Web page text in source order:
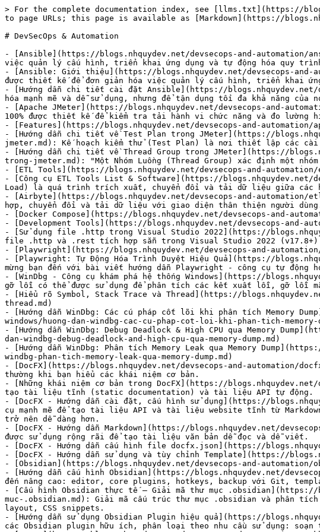
> For the complete documentation index, see [llms.txt](https://blogs.nhquydev.net/llms.txt). Markdown versions of documentation pages are available by appending `.md` to page URLs; this page is available as [Markdown](https://blogs.nhquydev.net/devsecops-and-automation.md).

# DevSecOps & Automation

- [Ansible](https://blogs.nhquydev.net/devsecops-and-automation/ansible.md): Ansible là một công cụ tự động hóa mã nguồn mở mạnh mẽ, được thiết kế để đơn giản hóa việc quản lý cấu hình, triển khai ứng dụng và tự động hóa quy trình làm việc trong môi trường CNTT.
- [Ansible: Giới thiệu](https://blogs.nhquydev.net/devsecops-and-automation/ansible/ansible-gioi-thieu.md): Ansible là một công cụ tự động hóa mã nguồn mở mạnh mẽ, được thiết kế để đơn giản hóa việc quản lý cấu hình, triển khai ứng dụng và tự động hóa quy trình làm việc trong môi trường CNTT.
- [Hướng dẫn chi tiết cài đặt Ansible](https://blogs.nhquydev.net/devsecops-and-automation/ansible/huong-dan-chi-tiet-cai-dat-ansible.md): Ansible là công cụ tự động hóa mạnh mẽ và dễ sử dụng, nhưng để tận dụng tối đa khả năng của nó, trước tiên chúng ta cần cài đặt đúng cách.
- [Apache JMeter](https://blogs.nhquydev.net/devsecops-and-automation/apache-jmeter.md): Ứng dụng Apache JMeter™ là phần mềm mã nguồn mở, một ứng dụng Java thuần túy 100% được thiết kế để kiểm tra tải hành vi chức năng và đo lường hiệu suất.
- [Features](https://blogs.nhquydev.net/devsecops-and-automation/apache-jmeter/features.md)
- [Hướng dẫn chi tiết về Test Plan trong JMeter](https://blogs.nhquydev.net/devsecops-and-automation/apache-jmeter/features/huong-dan-chi-tiet-ve-test-plan-trong-jmeter.md): Kế hoạch kiểm thử (Test Plan) là nơi thiết lập các cài đặt tổng thể cho một bài kiểm thử.
- [Hướng dẫn chi tiết về Thread Group trong JMeter](https://blogs.nhquydev.net/devsecops-and-automation/apache-jmeter/features/huong-dan-chi-tiet-ve-thread-group-trong-jmeter.md): "Một Nhóm Luồng (Thread Group) xác định một nhóm người dùng sẽ thực thi một trường hợp kiểm thử cụ thể đối với máy chủ của bạn.
- [ETL Tools](https://blogs.nhquydev.net/devsecops-and-automation/etl-tools.md)
- [Công cụ ETL Tools List & Software](https://blogs.nhquydev.net/devsecops-and-automation/etl-tools/cong-cu-etl-tools-list-and-software.md): ETL (Extract, Transform, Load) là quá trình trích xuất, chuyển đổi và tải dữ liệu giữa các hệ thống, đóng vai trò quan trọng trong việc quản lý dữ liệu doanh nghiệp.
- [Airbyte](https://blogs.nhquydev.net/devsecops-and-automation/etl-tools/airbyte.md): Khám phá Airbyte, nền tảng tích hợp dữ liệu hàng đầu hỗ trợ ELT. Dễ dàng tích hợp, chuyển đổi và tải dữ liệu với giao diện thân thiện người dùng. - docs.airbyte.com
- [Docker Compose](https://blogs.nhquydev.net/devsecops-and-automation/etl-tools/airbyte/docker-compose.md)
- [Development Tools](https://blogs.nhquydev.net/devsecops-and-automation/development-tools.md)
- [Sử dụng file .http trong Visual Studio 2022](https://blogs.nhquydev.net/devsecops-and-automation/su-dung-file-http-trong-visual-studio-2022.md): Hướng dẫn sử dụng file .http và .rest tích hợp sẵn trong Visual Studio 2022 (v17.8+) để gửi yêu cầu HTTP, kiểm thử REST API với biến môi trường không cần Postman.
- [Playwright](https://blogs.nhquydev.net/devsecops-and-automation/playwright.md)
- [Playwright: Tự Động Hóa Trình Duyệt Hiệu Quả](https://blogs.nhquydev.net/devsecops-and-automation/playwright/playwright-tu-dong-hoa-trinh-duyet-hieu-qua.md): Chào mừng bạn đến với bài viết hướng dẫn Playwright - công cụ tự động hóa trình duyệt mạnh mẽ dành cho lập trình viên và tester!
- [WinDbg - Công cụ khám phá hệ thống Windows](https://blogs.nhquydev.net/devsecops-and-automation/windbg-cong-cu-kham-pha-he-thong-windows.md): WinDbg là một trình gỡ lỗi có thể được sử dụng để phân tích các kết xuất lỗi, gỡ lỗi mã chế độ nhân và chế độ người dùng trực tiếp, đồng thời kiểm tra các thanh ghi và bộ nhớ CPU.
- [Hiểu rõ Symbol, Stack Trace và